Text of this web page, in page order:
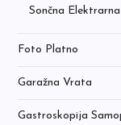
Sončna Elektrarna
Foto Platno
Garažna Vrata
Gastroskopija